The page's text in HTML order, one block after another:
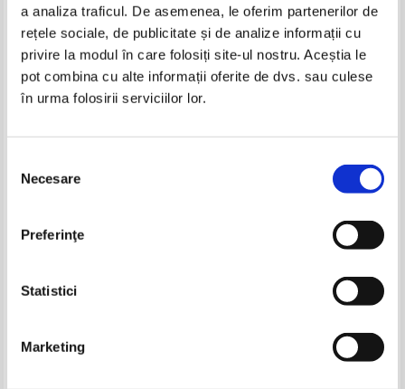
a analiza traficul. De asemenea, le oferim partenerilor de
rețele sociale, de publicitate și de analize informații cu
privire la modul în care folosiți site-ul nostru. Aceștia le
pot combina cu alte informații oferite de dvs. sau culese
în urma folosirii serviciilor lor.
consimțământului
Necesare
Preferinţe
Statistici
Marketing
Digest (John Grisham, Nicholas
Lei